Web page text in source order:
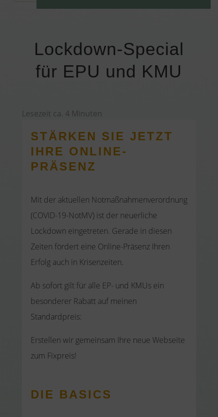
Lockdown-Special
für EPU und KMU
Lesezeit ca. 4Minuten
STÄRKEN SIE JETZT
IHRE ONLINE-
PRÄSENZ
Mit der aktuellen Notmaßnahmenverordnung
(COVID-19-NotMV) ist der neuerliche
Lockdown eingetreten. Gerade in diesen
Zeiten fördert eine Online-Präsenz Ihren
Erfolg auch in Krisenzeiten.
Ab sofort gilt für alle EP- und KMUs ein
besonderer Rabatt auf meinen
Standardpreis:
Erstellen wir gemeinsam Ihre neue Webseite
zum Fixpreis!
DIE BASICS